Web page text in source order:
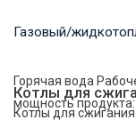
Газовый/
Горячая вода
мощность продукта:
Котлы для
Котлы для